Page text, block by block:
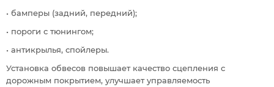
• бамперы (задний, передний);
• пороги с тюнингом;
• антикрылья, спойлеры.
Установка обвесов повышает качество сцепления с
дорожным покрытием, улучшает управляемость